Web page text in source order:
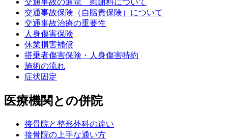
交通事故保険（自賠責保険）について
交通事故治療の重要性
人身傷害保険
休業損害補償
搭乗者傷害保険・人身傷害特約
施術の流れ
症状固定
医療機関との併院
接骨院と整形外科の違い
接骨院の上手な通い方